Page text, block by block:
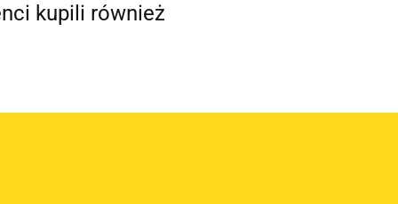
kupili również